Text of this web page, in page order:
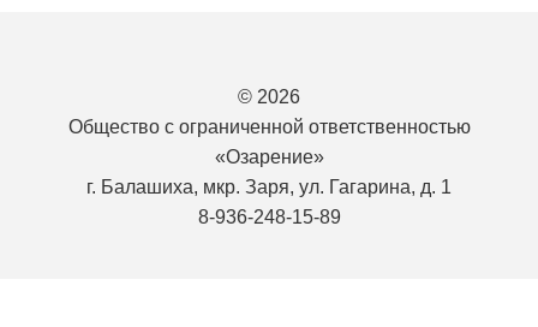
© 2026
Общество с ограниченной ответственностью
«Озарение»
г. Балашиха, мкр. Заря, ул. Гагарина, д. 1
8-936-248-15-89